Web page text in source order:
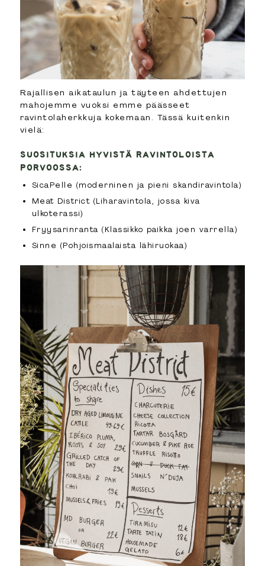
Rajallisen aikataulun ja täyteen ahdettujen
mahojemme vuoksi emme päässeet
ravintolaherkkuja kokemaan. Tässä kuitenkin
vielä:
SUOSITUKSIA HYVISTÄ RAVINTOLOISTA
PORVOOSSA:
SicaPelle (moderninen ja pieni skandiravintola)
Meat District (Liharavintola, jossa kiva
ulkoterassi)
Fryysarinranta (Klassikko paikka joen varrella)
Sinne (Pohjoismaalaista lähiruokaa)